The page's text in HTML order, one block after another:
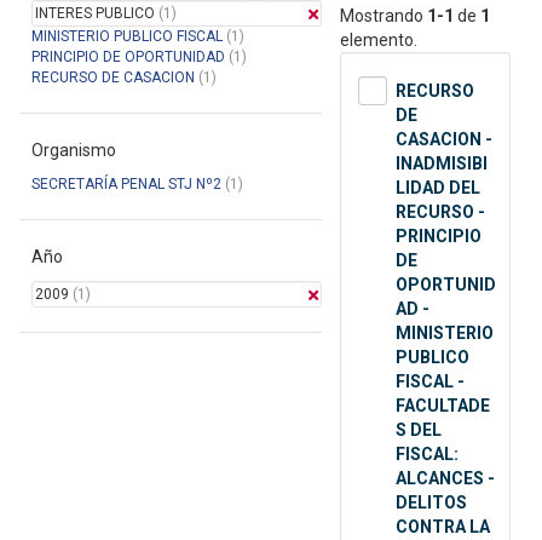
INTERES PUBLICO (1)
MINISTERIO PUBLICO FISCAL (1)
PRINCIPIO DE OPORTUNIDAD (1)
RECURSO DE CASACION (1)
Organismo
SECRETARÍA PENAL STJ Nº2 (1)
Año
2009 (1)
Mostrando 1-1 de 1
elemento.
RECURSO
DE
CASACION -
INADMISIBI
LIDAD DEL
RECURSO -
PRINCIPIO
DE
OPORTUNID
AD -
MINISTERIO
PUBLICO
FISCAL -
FACULTADE
S DEL
FISCAL:
ALCANCES -
DELITOS
CONTRA LA